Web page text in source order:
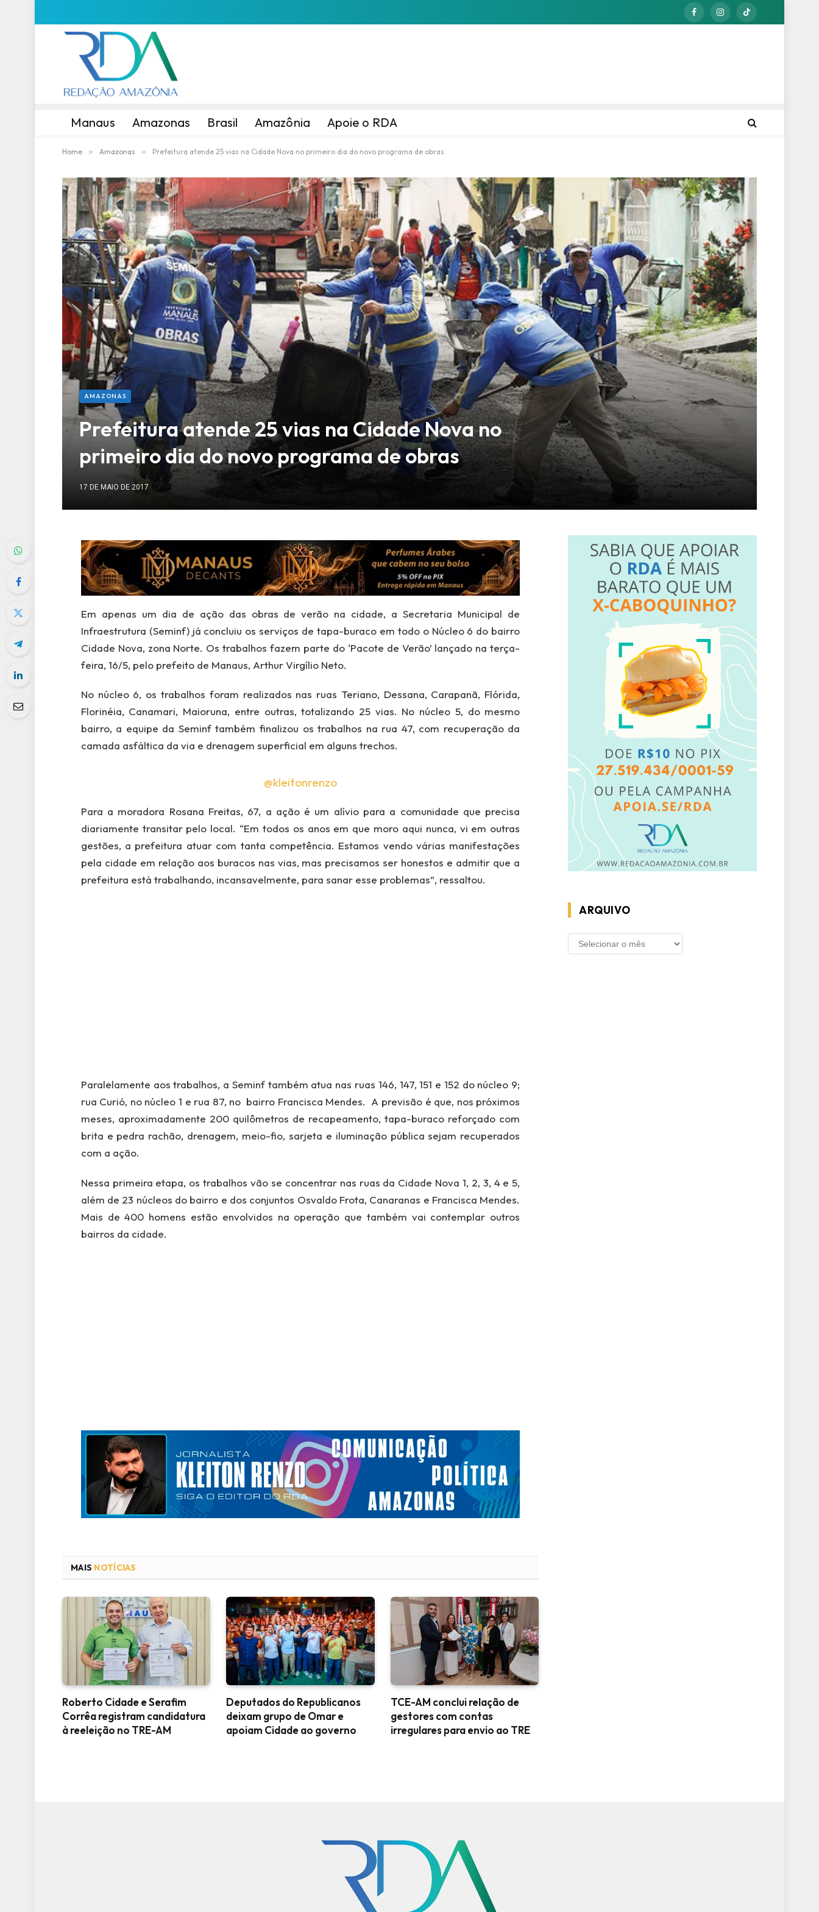
FacebookInstagramTikTok
Manaus Amazonas Brasil Amazônia Apoie o RDA
Home » Amazonas » Prefeitura atende 25 vias na Cidade Nova no primeiro dia do novo programa de obras
AMAZONAS
Prefeitura atende 25 vias na Cidade Nova no
primeiro dia do novo programa de obras
17 DE MAIO DE 2017
Em apenas um dia de ação das obras de verão na cidade, a Secretaria Municipal de
Infraestrutura (Seminf) já concluiu os serviços de tapa-buraco em todo o Núcleo 6 do bairro
Cidade Nova, zona Norte. Os trabalhos fazem parte do ‘Pacote de Verão’ lançado na terça-
feira, 16/5, pelo prefeito de Manaus, Arthur Virgílio Neto.
No núcleo 6, os trabalhos foram realizados nas ruas Teriano, Dessana, Carapanã, Flórida,
Florinéia, Canamari, Maioruna, entre outras, totalizando 25 vias. No núcleo 5, do mesmo
bairro, a equipe da Seminf também finalizou os trabalhos na rua 47, com recuperação da
camada asfáltica da via e drenagem superficial em alguns trechos.
@kleitonrenzo
Para a moradora Rosana Freitas, 67, a ação é um alívio para a comunidade que precisa
diariamente transitar pelo local. “Em todos os anos em que moro aqui nunca, vi em outras
gestões, a prefeitura atuar com tanta competência. Estamos vendo várias manifestações
pela cidade em relação aos buracos nas vias, mas precisamos ser honestos e admitir que a
prefeitura está trabalhando, incansavelmente, para sanar esse problemas”, ressaltou.
Paralelamente aos trabalhos, a Seminf também atua nas ruas 146, 147, 151 e 152 do núcleo 9;
rua Curió, no núcleo 1 e rua 87, no bairro Francisca Mendes. A previsão é que, nos próximos
meses, aproximadamente 200 quilômetros de recapeamento, tapa-buraco reforçado com
brita e pedra rachão, drenagem, meio-fio, sarjeta e iluminação pública sejam recuperados
com a ação.
Nessa primeira etapa, os trabalhos vão se concentrar nas ruas da Cidade Nova 1, 2, 3, 4 e 5,
além de 23 núcleos do bairro e dos conjuntos Osvaldo Frota, Canaranas e Francisca Mendes.
Mais de 400 homens estão envolvidos na operação que também vai contemplar outros
bairros da cidade.
MAIS NOTÍCIAS
Roberto Cidade e Serafim
Corrêa registram candidatura
à reeleição no TRE-AM
Deputados do Republicanos
deixam grupo de Omar e
apoiam Cidade ao governo
TCE-AM conclui relação de
gestores com contas
irregulares para envio ao TRE
ARQUIVO
ARQUIVO